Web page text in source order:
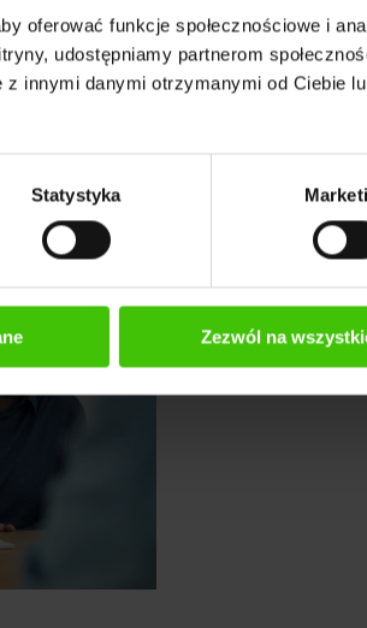
oferować funkcje społecznościowe i
udostępniamy partnerom
innymi danymi otrzymanymi od Ciebie
Statystyka
Zezwól na